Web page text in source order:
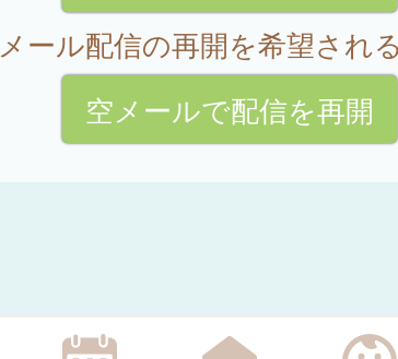
メール配信の再開を希望され
空メールで配信を再開